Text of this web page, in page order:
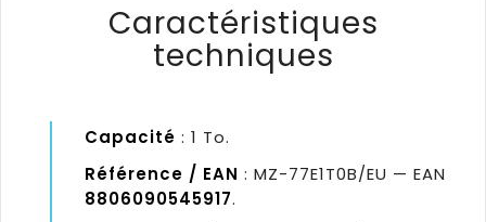
Caractéristiques
techniques
Capacité : 1 To.
Référence / EAN : MZ-77E1T0B/EU — EAN
8806090545917.